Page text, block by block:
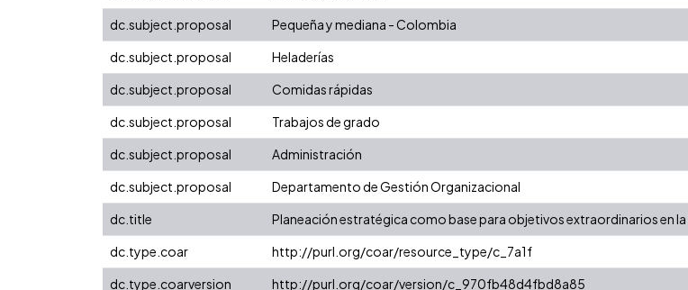
dc.subject.proposal
Pequeña y mediana - Colombia
dc.subject.proposal
Heladerías
dc.subject.proposal
Comidas rápidas
dc.subject.proposal
Trabajos de grado
dc.subject.proposal
Administración
dc.subject.proposal
Departamento de Gestión Organizacional
dc.title
Planeación estratégica como base para objetivos extraordinarios en
dc.type.coar
http://purl.org/coar/resource_type/c_7a1f
dc.type.coarversion
http://purl.org/coar/version/c_970fb48d4fbd8a85